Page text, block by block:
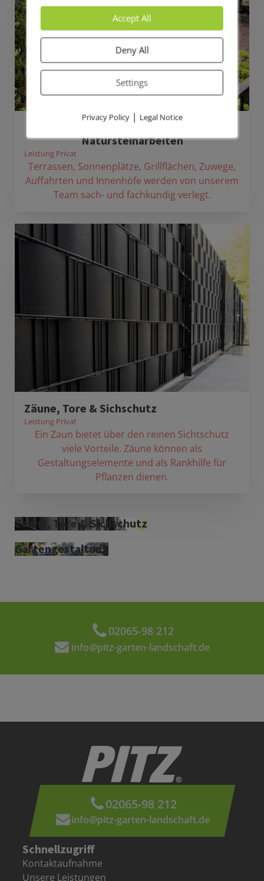
Pflaster-, Platten- und
Natursteinarbeiten
Leistung Privat
Terrassen, Sonnenplätze, Grillflächen, Zuwege,
Auffahrten und Innenhöfe werden von unserem
Team sach- und fachkundig verlegt.
Zäune, Tore & Sichschutz
Leistung Privat
Ein Zaun bietet über den reinen Sichtschutz
viele Vorteile. Zäune können als
Gestaltungselemente und als Rankhilfe für
Pflanzen dienen.
Zäune, Tore & Sichschutz
Gartengestaltung
02065-98 212
info@pitz-garten-landschaft.de
02065-98 212
info@pitz-garten-landschaft.de
Schnellzugriff
Kontaktaufnahme
Unsere Leistungen
Accept All
Deny All
Settings
Privacy Policy| Legal Notice